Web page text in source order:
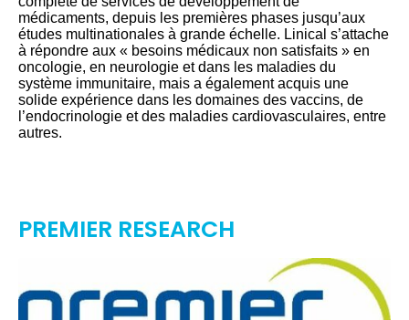
médicaments, depuis les premières phases jusqu’aux
études multinationales à grande échelle. Linical s’attache
à répondre aux « besoins médicaux non satisfaits » en
oncologie, en neurologie et dans les maladies du
système immunitaire, mais a également acquis une
solide expérience dans les domaines des vaccins, de
l’endocrinologie et des maladies cardiovasculaires, entre
autres.
PREMIER RESEARCH